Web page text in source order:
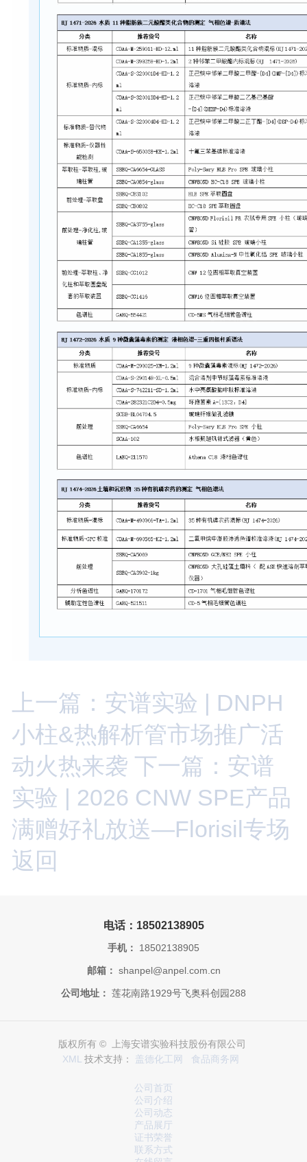
上一篇：安谱实验 | DNPH
小柱&热解析管市场推广活
动火热来袭 下一篇：安谱
实验 | 2026 CNW SPE产品
满赠好礼放送—Florisil专场
返回
电话：18502138905
手机： 18502138905
邮箱： shanpel@anpel.com.cn
公司地址： 莲花南路1929号飞奥科创园288
版权所有 © 上海安谱实验科技股份有限公司
XML 技术支持： 盖德化工网 食品商务网
公司首页
公司介绍
公司动态
产品展厅
证书荣誉
联系方式